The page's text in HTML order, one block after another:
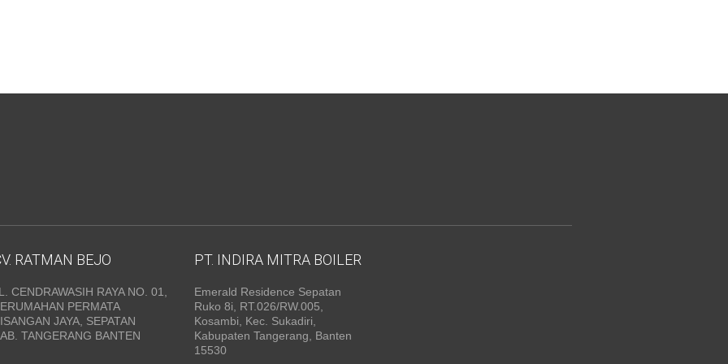
RATMAN BEJO
CENDRAWASIH RAYA NO. 01,
PERMATA
JAYA, SEPATAN
TANGERANG BANTEN
PT. INDIRA MITRA BOILER
Emerald Residence Sepatan
Ruko 8i, RT.026/RW.005,
Kosambi, Kec. Sukadiri,
Kabupaten Tangerang, Banten
15530